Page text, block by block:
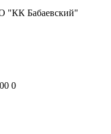
"КК Бабаевский"
0